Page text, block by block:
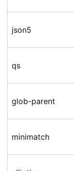
json5
qs
glob-parent
minimatch